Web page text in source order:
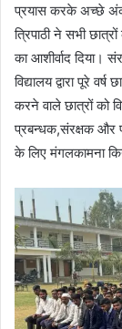
प्रयास करके अच्छे अंक
त्रिपाठी ने सभी
का आशीर्वाद दिया।
विद्यालय द्वारा पूरे
करने वाले छात्रों को
प्रबन्धक,संरक्षक और
के लिए मंगलकामना